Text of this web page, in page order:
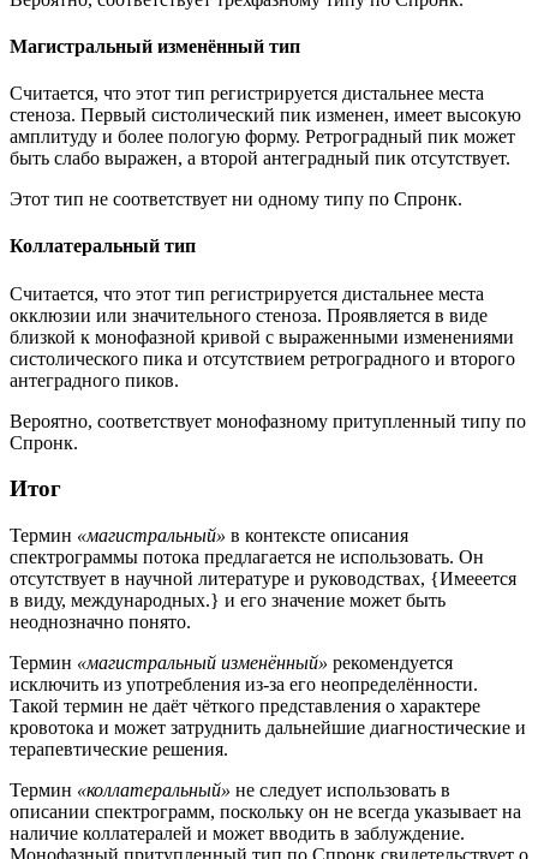
Магистральный изменённый тип
Считается, что этот тип регистрируется дистальнее места
стеноза. Первый систолический пик изменен, имеет высокую
амплитуду и более пологую форму. Ретроградный пик может
быть слабо выражен, а второй антеградный пик отсутствует.
Этот тип не соответствует ни одному типу по Спронк.
Коллатеральный тип
Считается, что этот тип регистрируется дистальнее места
окклюзии или значительного стеноза. Проявляется в виде
близкой к монофазной кривой с выраженными изменениями
систолического пика и отсутствием ретроградного и второго
антеградного пиков.
Вероятно, соответствует монофазному притупленный типу по
Спронк.
Итог
Термин «магистральный» в контексте описания
спектрограммы потока предлагается не использовать. Он
отсутствует в научной литературе и руководствах, {Имееется
в виду, международных.} и его значение может быть
неоднозначно понято.
Термин «магистральный изменённый» рекомендуется
исключить из употребления из-за его неопределённости.
Такой термин не даёт чёткого представления о характере
кровотока и может затруднить дальнейшие диагностические и
терапевтические решения.
Термин «коллатеральный» не следует использовать в
описании спектрограмм, поскольку он не всегда указывает на
наличие коллатералей и может вводить в заблуждение.
Монофазный притупленный тип по Спронк свидетельствует о